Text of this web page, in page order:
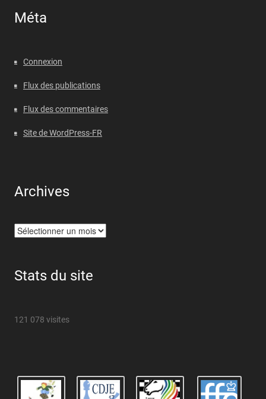
Méta
Connexion
Flux des publications
Flux des commentaires
Site de WordPress-FR
Archives
Archives
Stats du site
121 078 visites